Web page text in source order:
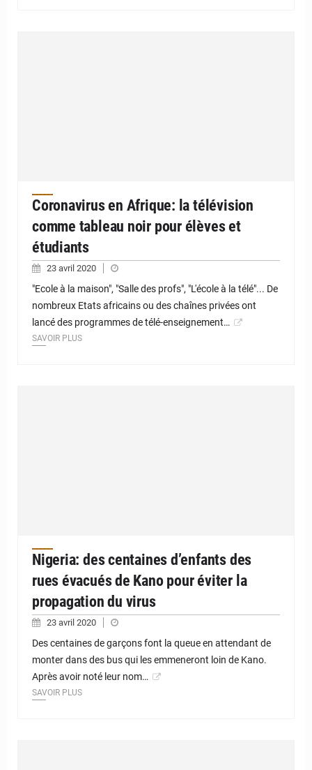
Coronavirus en Afrique: la télévision
comme tableau noir pour élèves et
étudiants
23 avril 2020
"Ecole à la maison", "Salle des profs", "L'école à la télé"... De
nombreux Etats africains ou des chaînes privées ont
lancé des programmes de télé-enseignement…
SAVOIR PLUS
Nigeria: des centaines d’enfants des
rues évacués de Kano pour éviter la
propagation du virus
23 avril 2020
Des centaines de garçons font la queue en attendant de
monter dans des bus qui les emmeneront loin de Kano.
Après avoir noté leur nom…
SAVOIR PLUS